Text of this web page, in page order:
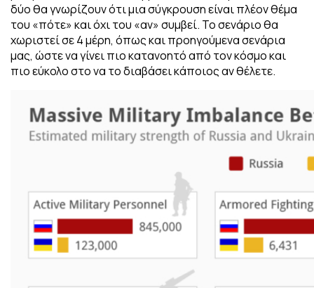
δύο θα γνωρίζουν ότι μια σύγκρουση είναι πλέον θέμα
του «πότε» και όχι του «αν» συμβεί. Το σενάριο θα
χωριστεί σε 4 μέρη, όπως και προηγούμενα σενάρια
μας, ώστε να γίνει πιο κατανοητό από τον κόσμο και
πιο εύκολο στο να το διαβάσει κάποιος αν θέλετε.